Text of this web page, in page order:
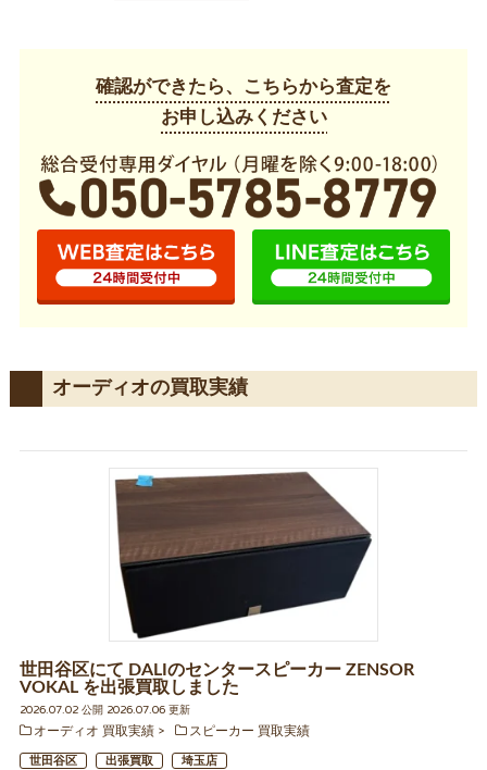
確認ができたら、こちらから査定を
お申し込みください
オーディオの買取実績
世田谷区にて DALIのセンタースピーカー ZENSOR
VOKAL を出張買取しました
2026.07.02 公開 2026.07.06 更新
オーディオ 買取実績
スピーカー 買取実績
世田谷区 出張買取 埼玉店